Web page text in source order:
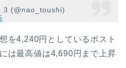
(@nao_toushi)
を4,240円としているポスト
は最高値は4,690円まで上昇